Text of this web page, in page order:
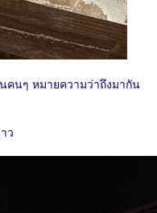
คนๆ หมายความว่าถึงมากัน
ว